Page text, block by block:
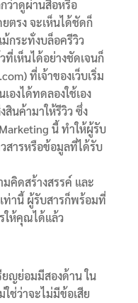
ว่าดูผ่านสื่อหรือ
รง จะเห็นได้ชัดก็
กระทั่งบล็อครีวิว
เห็นได้อย่างชัดเจนก็
ที่เจ้าของเว็บเริ่ม
งได้ทดลองใช้เอง
นค้ามาให้รีวิว ซึ่ง
นี้ ทำให้ผู้รับ
วสารหรือข้อมูลที่ได้รับ
คิดสร้างสรรค์ และ
ท่านี้ ผู้รับสารก็พร้อมที่
ให้คุณได้แล้ว
ยญย่อมมีสองด้าน ใน
ใช่ว่าจะไม่มีข้อเสีย